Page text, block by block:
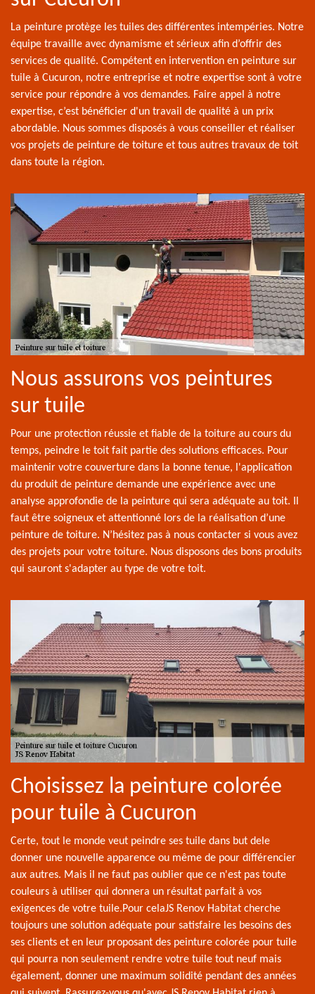
La peinture protège les tuiles des différentes intempéries. Notre
équipe travaille avec dynamisme et sérieux afin d’offrir des
services de qualité. Compétent en intervention en peinture sur
tuile à Cucuron, notre entreprise et notre expertise sont à votre
service pour répondre à vos demandes. Faire appel à notre
expertise, c’est bénéficier d'un travail de qualité à un prix
abordable. Nous sommes disposés à vous conseiller et réaliser
vos projets de peinture de toiture et tous autres travaux de toit
dans toute la région.
Nous assurons vos peintures
sur tuile
Pour une protection réussie et fiable de la toiture au cours du
temps, peindre le toit fait partie des solutions efficaces. Pour
maintenir votre couverture dans la bonne tenue, l'application
du produit de peinture demande une expérience avec une
analyse approfondie de la peinture qui sera adéquate au toit. Il
faut être soigneux et attentionné lors de la réalisation d’une
peinture de toiture. N’hésitez pas à nous contacter si vous avez
des projets pour votre toiture. Nous disposons des bons produits
qui sauront s'adapter au type de votre toit.
Choisissez la peinture colorée
pour tuile à Cucuron
Certe, tout le monde veut peindre ses tuile dans but dele
donner une nouvelle apparence ou même de pour différencier
aux autres. Mais il ne faut pas oublier que ce n'est pas toute
couleurs à utiliser qui donnera un résultat parfait à vos
exigences de votre tuile.Pour celaJS Renov Habitat cherche
toujours une solution adéquate pour satisfaire les besoins des
ses clients et en leur proposant des peinture colorée pour tuile
qui pourra non seulement rendre votre tuile tout neuf mais
également, donner une maximum solidité pendant des années